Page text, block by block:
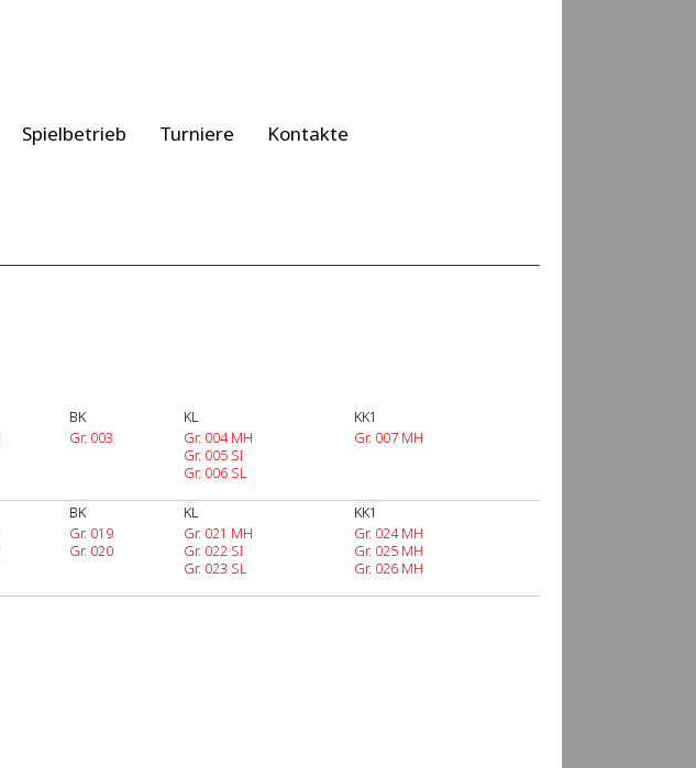
Spielbetrieb Turniere Kontakte
BK KL
KK1
Gr. 003
Gr. 004 MH
Gr. 005 SI
Gr. 006 SL
Gr. 007 MH
BK KL
KK1
Gr. 019
Gr. 020
Gr. 021 MH
Gr. 022 SI
Gr. 023 SL
Gr. 024 MH
Gr. 025 MH
Gr. 026 MH